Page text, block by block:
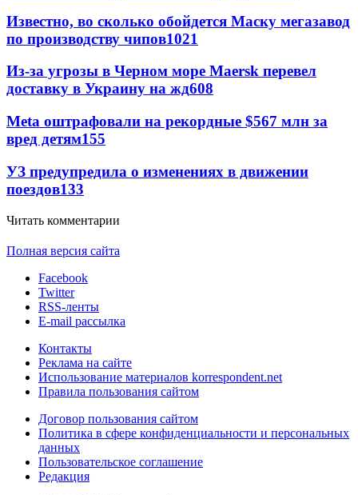
Известно, во сколько обойдется Маску мегазавод
по производству чипов1021
Из-за угрозы в Черном море Maersk перевел
доставку в Украину на жд608
Meta оштрафовали на рекордные $567 млн за
вред детям155
УЗ предупредила о изменениях в движении
поездов133
Читать комментарии
Полная версия сайта
Facebook
Twitter
RSS-ленты
E-mail рассылка
Контакты
Реклама на сайте
Использование материалов korrespondent.net
Правила пользования сайтом
Договор пользования сайтом
Политика в сфере конфиденциальности и персональных
данных
Пользовательское соглашение
Редакция